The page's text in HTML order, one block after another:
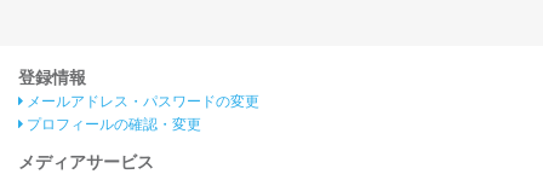
登録情報
メールアドレス・パスワードの変更
プロフィールの確認・変更
メディアサービス